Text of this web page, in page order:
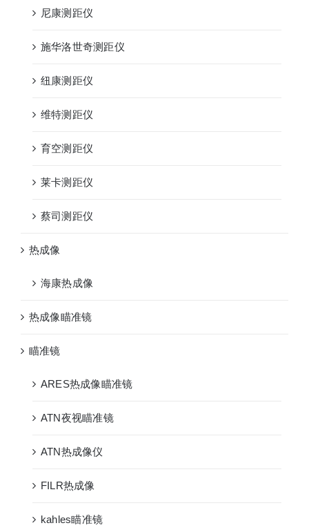
尼康测距仪
施华洛世奇测距仪
纽康测距仪
维特测距仪
育空测距仪
莱卡测距仪
蔡司测距仪
热成像
海康热成像
热成像瞄准镜
瞄准镜
ARES热成像瞄准镜
ATN夜视瞄准镜
ATN热成像仪
FILR热成像
kahles瞄准镜